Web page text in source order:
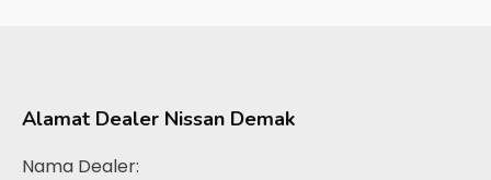
Alamat Dealer Nissan Demak
Nama Dealer: